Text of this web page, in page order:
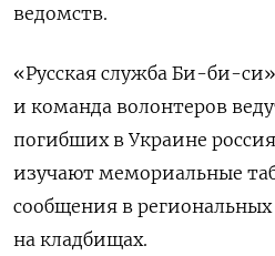
ведомств.
«Русская служба Би-би-
и команда волонтеров
погибших в Украине
изучают мемориальные
сообщения в
на кладбищах.